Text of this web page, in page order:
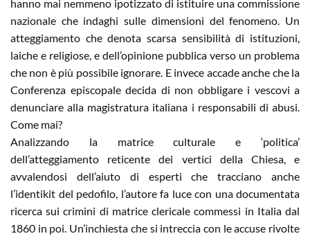
hanno mai nemmeno ipotizzato di istituire una commissione
nazionale che indaghi sulle dimensioni del fenomeno. Un
atteggiamento che denota scarsa sensibilità di istituzioni,
laiche e religiose, e dell’opinione pubblica verso un problema
che non è più possibile ignorare. E invece accade anche che la
Conferenza episcopale decida di non obbligare i vescovi a
denunciare alla magistratura italiana i responsabili di abusi.
Come mai?
Analizzando la matrice culturale e ‘politica’
dell’atteggiamento reticente dei vertici della Chiesa, e
avvalendosi dell’aiuto di esperti che tracciano anche
l’identikit del pedofilo, l’autore fa luce con una documentata
ricerca sui crimini di matrice clericale commessi in Italia dal
1860 in poi. Un’inchiesta che si intreccia con le accuse rivolte